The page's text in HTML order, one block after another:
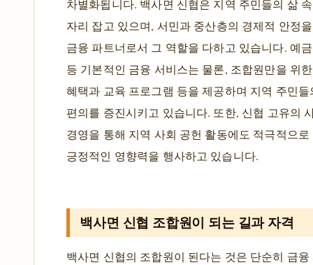
차별화됩니다. 백사면 신협은 지역 주민들의 삶
자리 잡고 있으며, 서민과 중산층의 경제적 안정
금융 파트너로서 그 역할을 다하고 있습니다. 예
등 기본적인 금융 서비스는 물론, 조합원만을 위
혜택과 교육 프로그램 등을 제공하며 지역 주민
편의를 증진시키고 있습니다. 또한, 신협 고유의
경영을 통해 지역 사회 공헌 활동에도 적극적으
긍정적인 영향력을 행사하고 있습니다.
백사면 신협 조합원이 되는 길과 자격
백사면 신협의 조합원이 된다는 것은 단순히 금